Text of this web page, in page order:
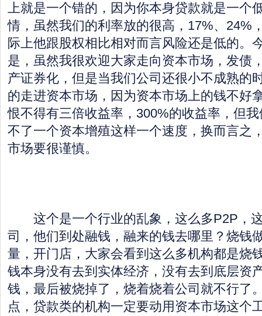
上就是一个错的，因为你本身贷款就是一个
情，虽然我们的利率放的很高，17%、24%
际上他跟股权相比相对而言风险还是低的。
是，虽然我很欢迎大家走向资本市场，发债
产证券化，但是当我们公司还很小不成熟的
的走进资本市场，因为资本市场上的钱不好
恨不得有三倍收益率，300%的收益率，但
不了一个资本增殖这样一个速度，换而言之
市场要很谨慎。
这个是一个行业的乱象，这么多P2P，
司，他们到处融钱，融来的钱去哪里？烧钱
量，开门店，大家会看到这么多机构都是烧
钱本身没有去到实体经济，没有去到底层资
钱，最后被烧掉了，烧着烧着公司就不行了
点，贷款类的机构一定要动用资本市场这个